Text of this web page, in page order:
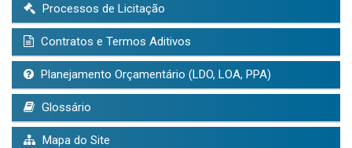
Processos de Licitação
Contratos e Termos Aditivos
Planejamento Orçamentário (LDO, LOA, PPA)
Glossário
Mapa do Site